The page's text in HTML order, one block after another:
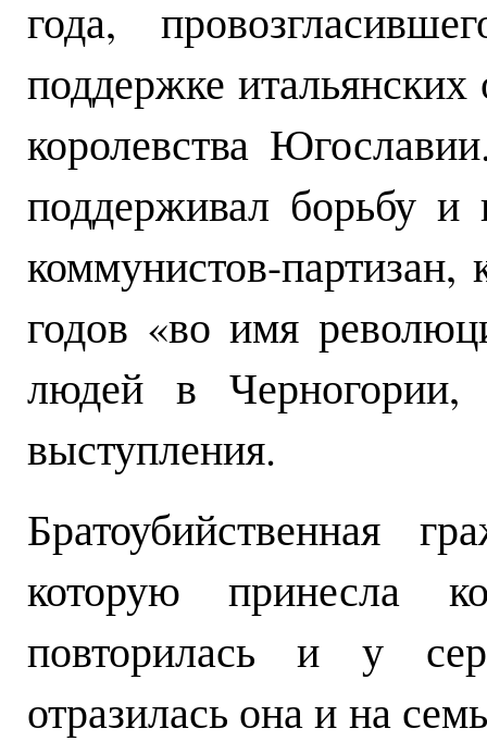
года,
поддержке итальянских
королевства
поддерживал борьбу и
коммунистов-
годов «во имя
людей в
выступления.
Братоубийственная
которую принесла
повторилась и у
отразилась она и на